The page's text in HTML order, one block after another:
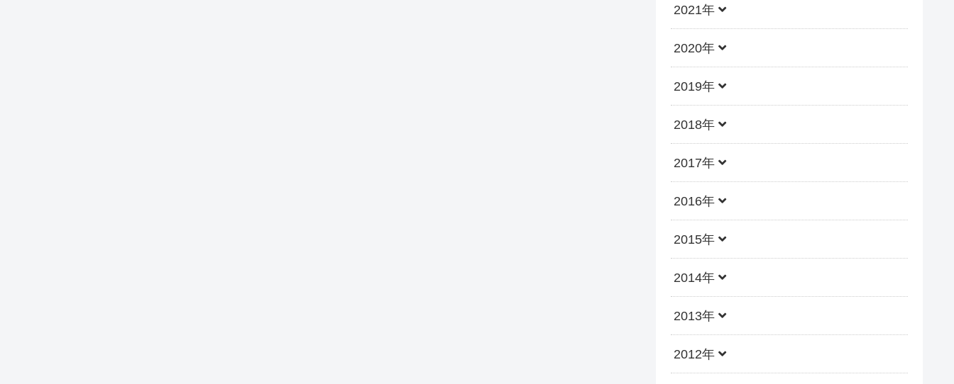
2021年
2020年
2019年
2018年
2017年
2016年
2015年
2014年
2013年
2012年